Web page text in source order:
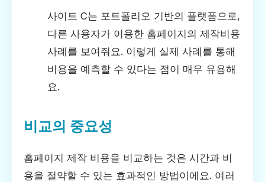
사이트 C는 포트폴리오 기반의 플랫폼으로,
다른 사용자가 이용한 홈페이지의 제작비용
사례를 보여줘요. 이렇게 실제 사례를 통해
비용을 예측할 수 있다는 점이 매우 유용해
요.
비교의 중요성
홈페이지 제작 비용을 비교하는 것은 시간과 비
용을 절약할 수 있는 효과적인 방법이에요. 여러